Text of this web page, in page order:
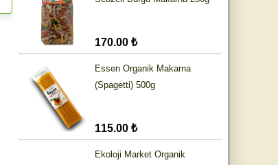
170.00 ₺
Essen Organik Makarna
(Spagetti) 500g
115.00 ₺
Ekoloji Market Organik